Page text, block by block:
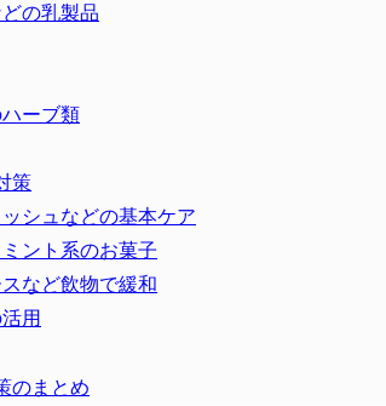
の乳製品
ーブ類
策
シュなどの基本ケア
ント系のお菓子
など飲物で緩和
用
のまとめ